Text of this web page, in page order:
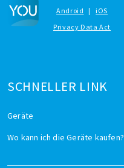
SCHNELLER LINK
Geräte
Wo kann ich die Geräte kaufen?
Android |
iOS
Privacy Data Act